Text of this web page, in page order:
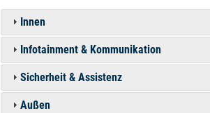
Innen
Infotainment & Kommunikation
Sicherheit & Assistenz
Außen